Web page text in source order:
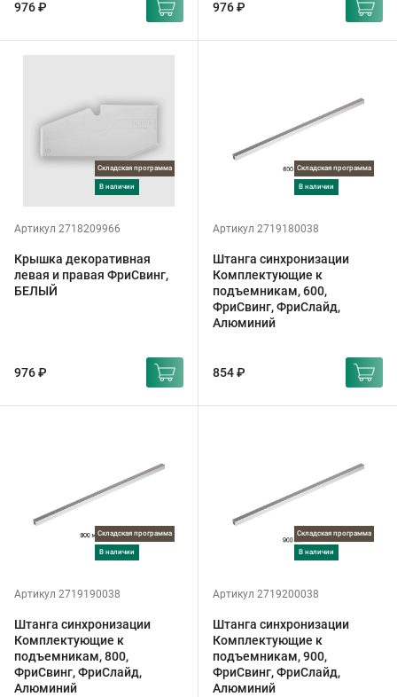
976 ₽ 976 ₽
Складская программа
в наличии
Артикул 2718209966
Крышка декоративная
левая и правая ФриСвинг,
БЕЛЫЙ
976 ₽
Складская программа
в наличии
Артикул 2719180038
Штанга синхронизации
Комплектующие к
подъемникам, 600,
ФриСвинг, ФриСлайд,
Алюминий
854 ₽
Складская программа
в наличии
Артикул 2719190038
Штанга синхронизации
Комплектующие к
подъемникам, 800,
ФриСвинг, ФриСлайд,
Алюминий
Складская программа
в наличии
Артикул 2719200038
Штанга синхронизации
Комплектующие к
подъемникам, 900,
ФриСвинг, ФриСлайд,
Алюминий